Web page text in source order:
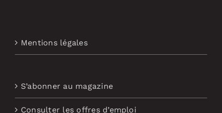
Mentions légales
S’abonner au magazine
Consulter les offres d’emploi